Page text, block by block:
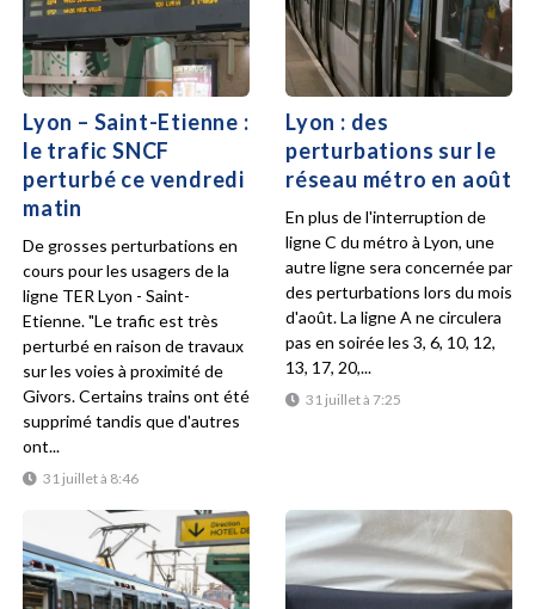
Lyon – Saint-Etienne :
le trafic SNCF
perturbé ce vendredi
matin
31 juillet à 8:46
De grosses perturbations en
cours pour les usagers de la
ligne TER Lyon - Saint-
Etienne. "Le trafic est très
perturbé en raison de travaux
sur les voies à proximité de
Givors. Certains trains ont été
supprimé tandis que d'autres
ont...
Lyon : des
perturbations sur le
réseau métro en août
31 juillet à 7:25
En plus de l'interruption de
ligne C du métro à Lyon, une
autre ligne sera concernée par
des perturbations lors du mois
d'août. La ligne A ne circulera
pas en soirée les 3, 6, 10, 12,
13, 17, 20,...